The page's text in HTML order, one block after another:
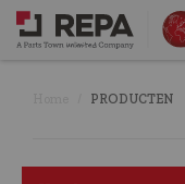
PRODUCTEN